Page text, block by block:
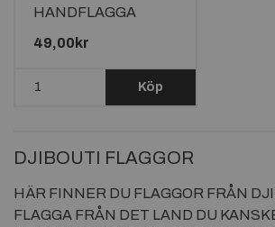
HANDFLAGGA
23X15CM
49,00kr
Köp
DJIBOUTI FLAGGOR
HÄR FINNER DU FLAGGOR FRÅN
FLAGGA FRÅN DET LAND DU